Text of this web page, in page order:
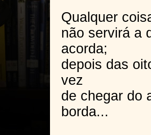
Qualquer
não servirá a
acorda;
depois das
vez
de chegar do
borda...